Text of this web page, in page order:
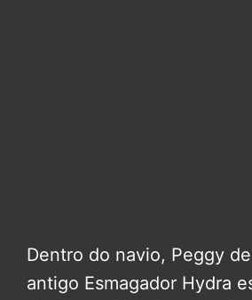
Dentro do navio, Peggy
antigo Esmagador Hydra